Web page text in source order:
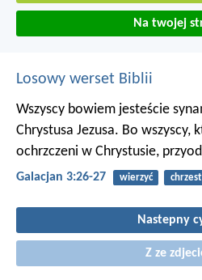
Na twojej
Losowy werset Biblii
Wszyscy bowiem jesteście
Chrystusa Jezusa. Bo wszyscy,
ochrzczeni w Chrystusie,
Galacjan 3:26-27 wierzyć chrzest
Nastepny
Z ze